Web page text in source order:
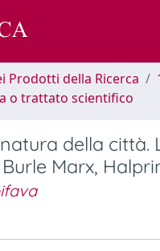
Prodotti della Ricerca
o trattato scientifico
della città.
Marx,